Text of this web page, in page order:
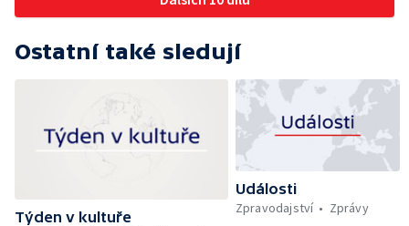
Ostatní také sledují
Týden v kultuře
Události
Zpravodajství
Zprávy